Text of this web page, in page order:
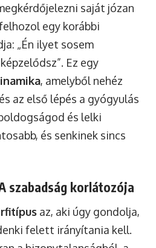
saját józan
egy korábbi
„Én ilyet sosem
Ez egy
, amelyből nehéz
az első lépés a gyógyulás
és lelki
és senkinek sincs
szabadság korlátozója
az, aki úgy gondolja,
felett irányítania kell.